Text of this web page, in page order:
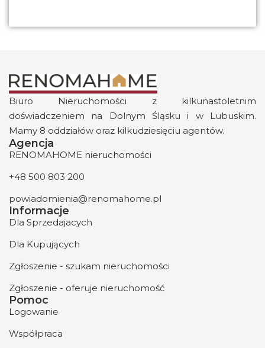
Biuro Nieruchomości z kilkunastoletnim
doświadczeniem na Dolnym Śląsku i w Lubuskim.
Mamy 8 oddziałów oraz kilkudziesięciu agentów.
Agencja
RENOMAHOME nieruchomości
+48 500 803 200
powiadomienia@renomahome.pl
Informacje
Dla Sprzedajacych
Dla Kupujących
Zgłoszenie - szukam nieruchomości
Zgłoszenie - oferuje nieruchomość
Pomoc
Logowanie
Współpraca